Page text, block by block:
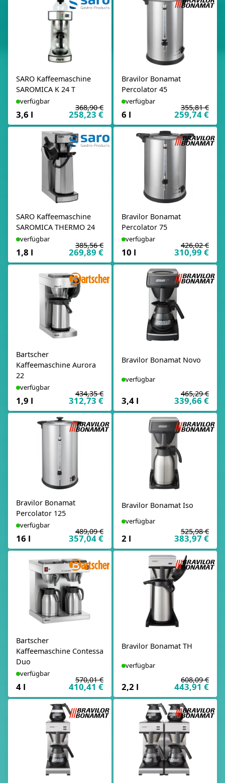
SARO Kaffeemaschine
SAROMICA K 24 T
verfügbar
3,6 l
368,90 €
258,23 €
Bravilor Bonamat
Percolator 45
verfügbar
6 l
355,81 €
259,74 €
SARO Kaffeemaschine
SAROMICA THERMO 24
verfügbar
1,8 l
385,56 €
269,89 €
Bravilor Bonamat
Percolator 75
verfügbar
10 l
426,02 €
310,99 €
Bartscher
Kaffeemaschine Aurora
22
verfügbar
1,9 l
434,35 €
312,73 €
Bravilor Bonamat Novo
verfügbar
3,4 l
465,29 €
339,66 €
Bravilor Bonamat
Percolator 125
verfügbar
16 l
489,09 €
357,04 €
Bravilor Bonamat Iso
verfügbar
2 l
525,98 €
383,97 €
Bartscher
Kaffeemaschine Contessa
Duo
verfügbar
4 l
570,01 €
410,41 €
Bravilor Bonamat TH
verfügbar
2,2 l
608,09 €
443,91 €